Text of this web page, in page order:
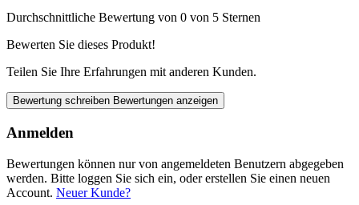
Durchschnittliche Bewertung von 0 von 5 Sternen
Bewerten Sie dieses Produkt!
Teilen Sie Ihre Erfahrungen mit anderen Kunden.
Bewertung schreiben Bewertungen anzeigen
Anmelden
Bewertungen können nur von angemeldeten Benutzern abgegeben
werden. Bitte loggen Sie sich ein, oder erstellen Sie einen neuen
Account. Neuer Kunde?